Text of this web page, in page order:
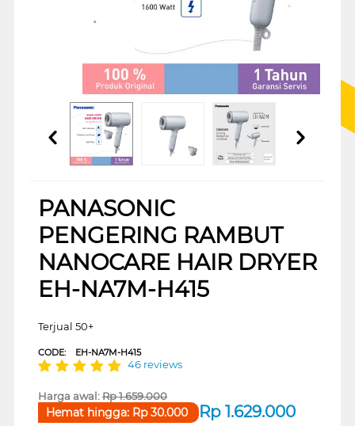
PANASONIC
PENGERING RAMBUT
NANOCARE HAIR DRYER
EH-NA7M-H415
Terjual 50+
CODE: EH-NA7M-H415
46 reviews
Harga awal:Rp1.659.000
Rp 1.629.000
Hemat hingga: Rp30.000